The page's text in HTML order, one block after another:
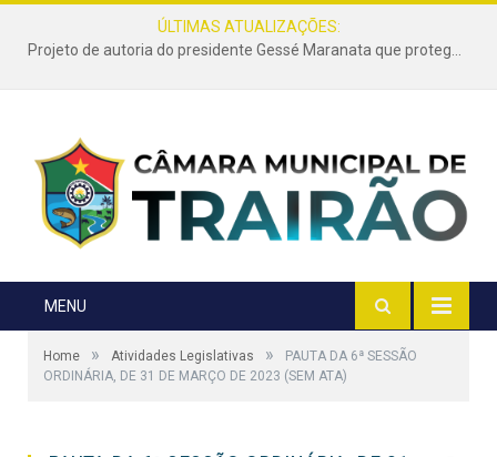
ÚLTIMAS ATUALIZAÇÕES:
Projeto de autoria do presidente Gessé Maranata que protege as estradas vicinais de Trairão é transformado em lei
MENU
Home » Atividades Legislativas »
PAUTA DA 6ª SESSÃO
ORDINÁRIA, DE 31 DE MARÇO DE 2023 (SEM ATA)